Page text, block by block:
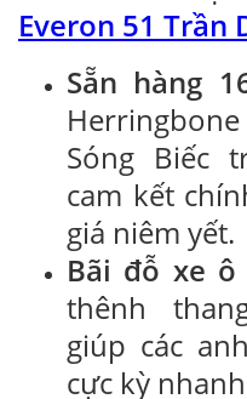
Everon 51 Trần
Sẵn hàng
Sóng Biếc
cam kết
giá niêm yết.
Bãi đỗ xe
thênh
giúp các
cực kỳ